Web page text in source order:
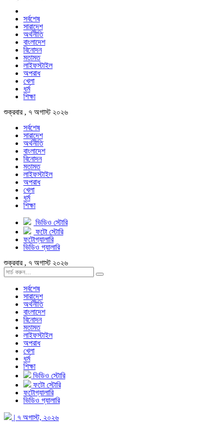
সর্বশেষ
সারাদেশ
অর্থনীতি
বাংলাদেশ
বিনোদন
মতামত
লাইফস্টাইল
অপরাধ
খেলা
ধর্ম
শিক্ষা
শুক্রবার , ৭ অগাস্ট ২০২৬
সর্বশেষ
সারাদেশ
অর্থনীতি
বাংলাদেশ
বিনোদন
মতামত
লাইফস্টাইল
অপরাধ
খেলা
ধর্ম
শিক্ষা
ভিডিও স্টোরি
ফটো স্টোরি
ফটোগ্যালারি
ভিডিও গ্যালারি
শুক্রবার , ৭ অগাস্ট ২০২৬
সর্বশেষ
সারাদেশ
অর্থনীতি
বাংলাদেশ
বিনোদন
মতামত
লাইফস্টাইল
অপরাধ
খেলা
ধর্ম
শিক্ষা
ভিডিও স্টোরি
ফটো স্টোরি
ফটোগ্যালারি
ভিডিও গ্যালারি
| ৭ অগাস্ট, ২০২৬